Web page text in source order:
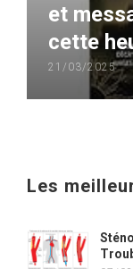
et
cette
21/03/2025
Les